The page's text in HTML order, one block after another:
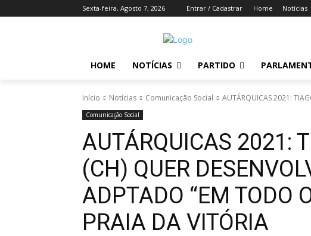
Sexta-feira, Agosto 7, 2026 Entrar / Cadastrar Home Notícias
HOME NOTÍCIAS PARTIDO
Início Notícias Comunicação Social AUTÁRQUICAS 2021:
Comunicação Social
AUTÁRQUICAS 2021:
(CH) QUER
ADPTADO “EM TODO
PRAIA DA VITÓRIA